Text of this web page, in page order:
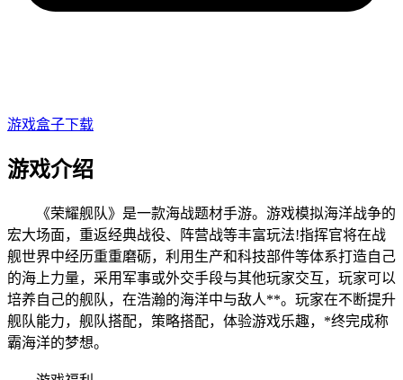
游戏盒子下载
游戏介绍
《荣耀舰队》是一款海战题材手游。游戏模拟海洋战争的
宏大场面，重返经典战役、阵营战等丰富玩法!指挥官将在战
舰世界中经历重重磨砺，利用生产和科技部件等体系打造自己
的海上力量，采用军事或外交手段与其他玩家交互，玩家可以
培养自己的舰队，在浩瀚的海洋中与敌人**。玩家在不断提升
舰队能力，舰队搭配，策略搭配，体验游戏乐趣，*终完成称
霸海洋的梦想。